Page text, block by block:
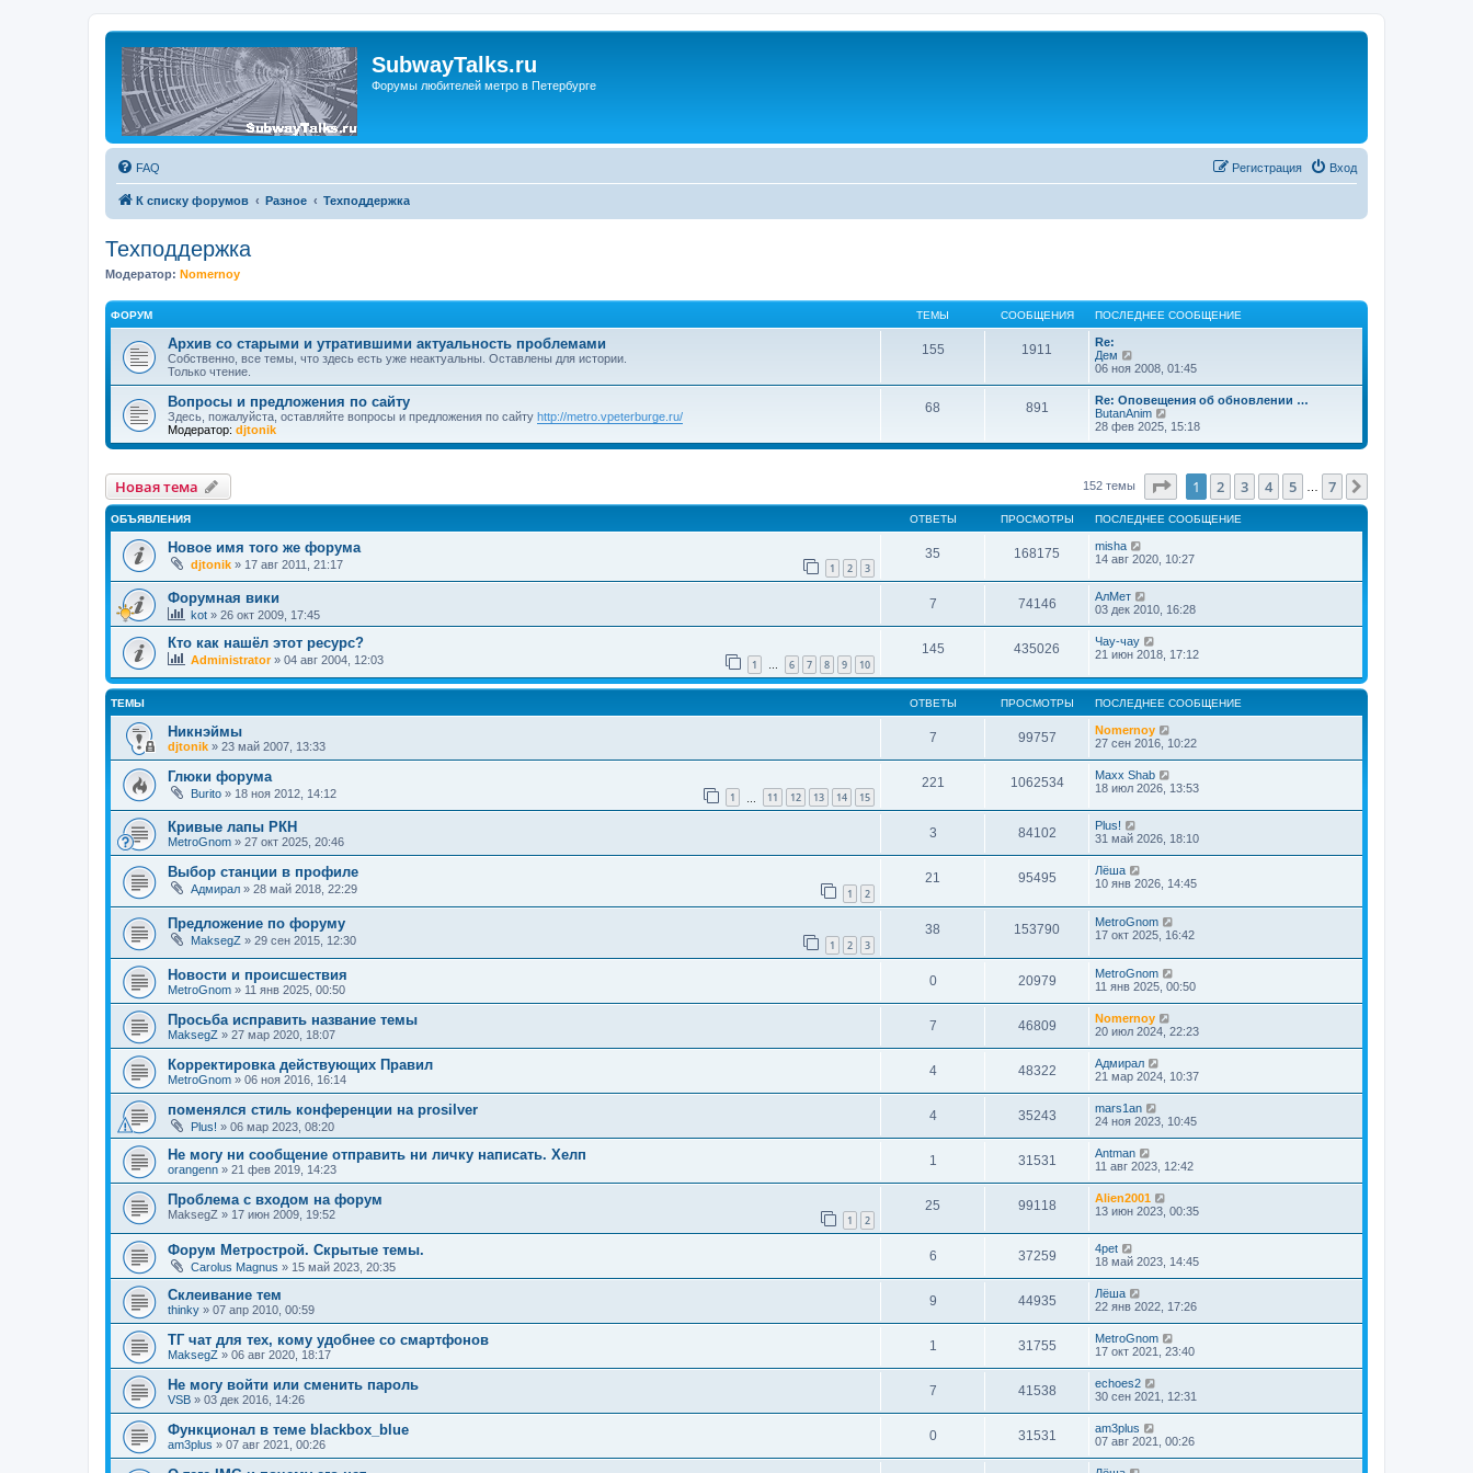
SubwayTalks.ru
Форумы любителей метро в Петербурге
FAQ Вход
Регистрация
К списку форумов Разное Техподдержка
Техподдержка
Модератор: Nomernoy
ФОРУМ ТЕМЫ СООБЩЕНИЯ ПОСЛЕДНЕЕ СООБЩЕНИЕ
Архив со старыми и утратившими актуальность проблемами
Собственно, все темы, что здесь есть уже неактуальны. Оставлены для истории.
Только чтение.
155 1911
Re:
Дем
е
й
т
и
к
с
д
е
м
с
о
о
б
щ
е
и
06 ноя 2008, 01:45
Вопросы и предложения по сайту
Здесь, пожалуйста, оставляйте вопросы и предложения по сайту http://metro.vpeterburge.ru/
Модератор: djtonik
68 891
Re: Оповещения об обновлении …
ButanAnim
е
е
т
и
к
п
о
л
д
е
с
о
о
б
щ
е
н
и
28 фев 2025, 15:18
Новая тема 152 темы Страница1 из
1 2 3 4 5 7
ОБЪЯВЛЕНИЯ ОТВЕТЫ ПРОСМОТРЫ ПОСЛЕДНЕЕ СООБЩЕНИЕ
Новое имя того же форума
djtonik » 17 авг 2011, 21:17 1 2 3
35 168175
misha
14 авг 2020, 10:27
Форумная вики
kot » 26 окт 2009, 17:45
7 74146
АлМет
03 дек 2010, 16:28
Кто как нашёл этот ресурс?
Administrator» 04 авг 2004, 12:03 1 … 6 7 8 9 10
145 435026
Чау-чау
21 июн 2018, 17:12
ТЕМЫ ОТВЕТЫ ПРОСМОТРЫ ПОСЛЕДНЕЕ СООБЩЕНИЕ
Никнэймы
djtonik » 23 май 2007, 13:33
7 99757
Nomernoy
27 сен 2016, 10:22
Глюки форума
Burito » 18 ноя 2012, 14:12 1 11 12 13 14 15
221 1062534
Maxx Shab
18 июл 2026, 13:53
Кривые лапы РКН
MetroGnom » 27 окт 2025, 20:46
3 84102
Plus!
31 май 2026, 18:10
Выбор станции в профиле
Адмирал » 28 май 2018, 22:29 1 2
21 95495
Лёша
10 янв 2026, 14:45
Предложение по форуму
MaksegZ » 29 сен 2015, 12:30 1 2 3
38 153790
MetroGnom
17 окт 2025, 16:42
Новости и происшествия
MetroGnom » 11 янв 2025, 00:50
0 20979
MetroGnom
11 янв 2025, 00:50
Просьба исправить название темы
MaksegZ » 27 мар 2020, 18:07
7 46809
Nomernoy
20 июл 2024, 22:23
Корректировка действующих Правил
MetroGnom » 06 ноя 2016, 16:14
4 48322
Адмирал
21 мар 2024, 10:37
поменялся стиль конференции на prosilver
Plus! » 06 мар 2023, 08:20
4 35243
mars1an
24 ноя 2023, 10:45
Не могу ни сообщение отправить ни личку написать. Хелп
orangenn » 21 фев 2019, 14:23
1 31531
Antman
11 авг 2023, 12:42
Проблема с входом на форум
MaksegZ » 17 июн 2009, 19:52 1 2
25 99118
Alien2001
13 июн 2023, 00:35
Форум Метрострой. Скрытые темы.
Carolus Magnus » 15 май 2023, 20:35
6 37259
4pet
18 май 2023, 14:45
Склеивание тем
thinky » 07 апр 2010, 00:59
9 44935
Лёша
22 янв 2022, 17:26
ТГ чат для тех, кому удобнее со смартфонов
MaksegZ » 06 авг 2020, 18:17
1 31755
MetroGnom
17 окт 2021, 23:40
Не могу войти или сменить пароль
VSB » 03 дек 2016, 14:26
7 41538
echoes2
30 сен 2021, 12:31
Функционал в теме blackbox_blue
am3plus » 07 авг 2021, 00:26
0 31531
am3plus
07 авг 2021, 00:26